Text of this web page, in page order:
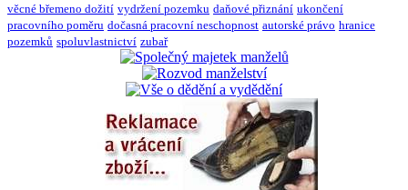
věcné břemeno dožití vydržení pozemku daňové přiznání ukončení
pracovního poměru dočasná pracovní neschopnost autorské právo hranice
pozemků spoluvlastnictví zubař